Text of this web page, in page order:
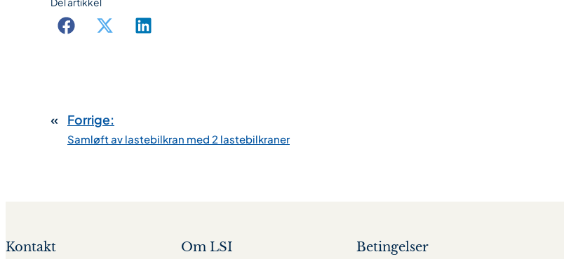
Del artikkel
« Forrige:
Samløft av lastebilkran med 2 lastebilkraner
Kontakt Om LSI Betingelser